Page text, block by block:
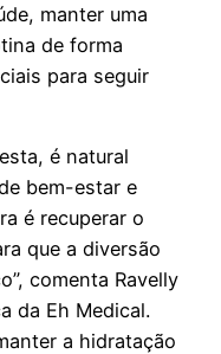
manter uma
de forma
para seguir
é natural
bem-estar e
é recuperar o
que a diversão
, comenta Ravelly
da Eh Medical.
a hidratação